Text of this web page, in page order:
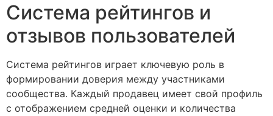
Система рейтингов и
отзывов пользователей
Система рейтингов играет ключевую роль в
формировании доверия между участниками
сообщества. Каждый продавец имеет свой профиль
с отображением средней оценки и количества